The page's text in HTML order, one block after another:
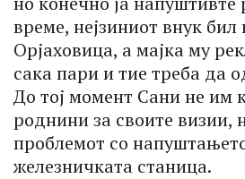
време, нејзиниот внук бил
Орјаховица, а мајка му
сака пари и тие треба да
До тој момент Сани не им
роднини за своите визии,
проблемот со
железничката станица.